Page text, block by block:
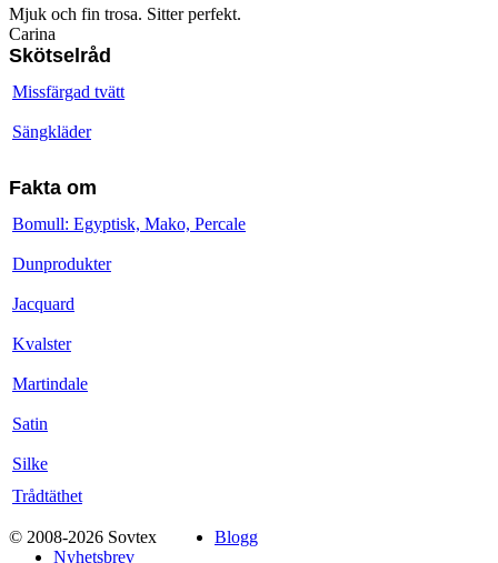
Mjuk och fin trosa. Sitter perfekt.
Carina
Skötselråd
Missfärgad tvätt
Sängkläder
Fakta om
Bomull: Egyptisk, Mako, Percale
Dunprodukter
Jacquard
Kvalster
Martindale
Satin
Silke
Trådtäthet
© 2008-2026 Sovtex
Blogg
Nyhetsbrev